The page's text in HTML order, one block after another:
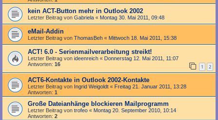
kein ACT-Button mehr in Outlook 2002
Letzter Beitrag von Gabriela « Montag 30. Mai 2011, 09:48
eMail-Addin
Letzter Beitrag von ThomasBeh « Mittwoch 18. Mai 2011, 15:38
ACT! 6.0 - Serienmailverarbeitung streikt!
Letzter Beitrag von ideenreich « Donnerstag 12. Mai 2011, 11:07
Antworten: 16 1 2
ACT6-Kontakte in Outlook 2002-Kontakte
Letzter Beitrag von Ingrid Weigoldt « Freitag 21. Januar 2011, 13:28
Antworten: 1
Große Dateianhänge blockieren Mailprogramm
Letzter Beitrag von trofeo « Montag 20. September 2010, 10:14
Antworten: 2